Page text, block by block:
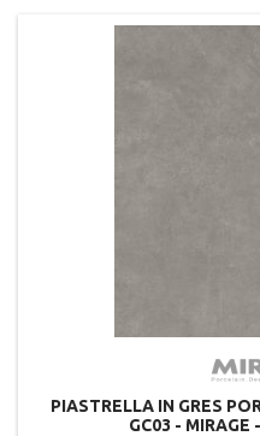
PIASTRELLA IN GRES
GC03 - MIRAGE